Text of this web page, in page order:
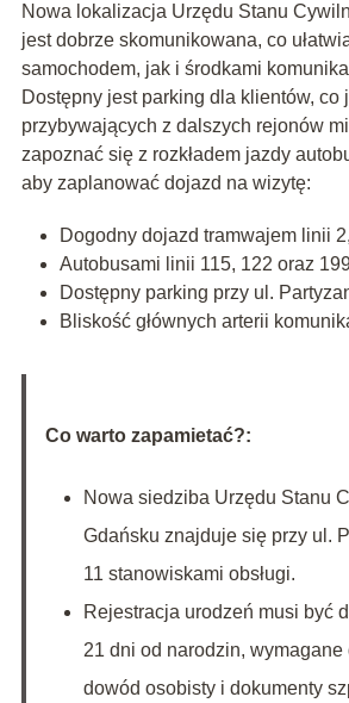
Nowa lokalizacja Urzędu Stanu
jest dobrze skomunikowana, co
samochodem, jak i środkami
Dostępny jest parking dla klientów, co
przybywających z dalszych rejonów
zapoznać się z rozkładem jazdy
aby zaplanować dojazd na wizytę:
Dogodny dojazd tramwajem linii
Autobusami linii 115, 122 oraz
Dostępny parking przy ul.
Bliskość głównych arterii
Co warto zapamietać?:
Nowa siedziba Urzędu Stanu
Gdańsku znajduje się przy ul.
11 stanowiskami obsługi.
Rejestracja urodzeń musi być
21 dni od narodzin, wymagane
dowód osobisty i dokumenty